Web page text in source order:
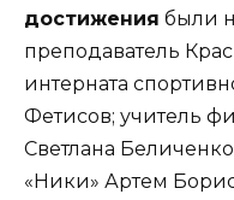
достижения были
преподаватель
интерната
Фетисов; учитель
Светлана
«Ники» Артем